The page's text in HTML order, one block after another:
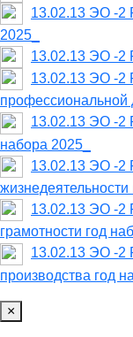
13.02.13 ЭО -2
2025_
13.02.13 ЭО -2
13.02.13 ЭО -2
профессиональной
13.02.13 ЭО -2
набора 2025_
13.02.13 ЭО -2
жизнедеятельности
13.02.13 ЭО -2
грамотности год
13.02.13 ЭО -2
производства год
×